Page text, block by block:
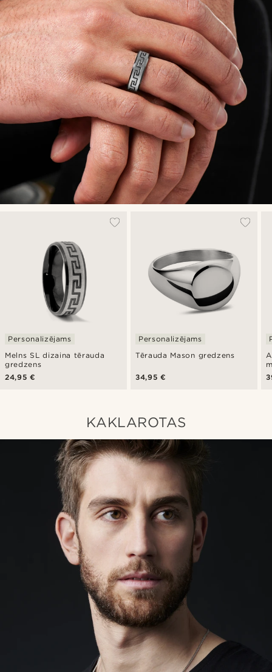
Melns SL dizaina tērauda
gredzens
Personalizējams
24,95 €
Tērauda Mason gredzens
Personalizējams
34,95 €
KAKLAROTAS